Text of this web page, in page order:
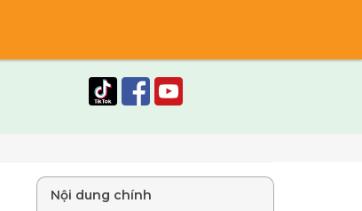
Nội dung chính